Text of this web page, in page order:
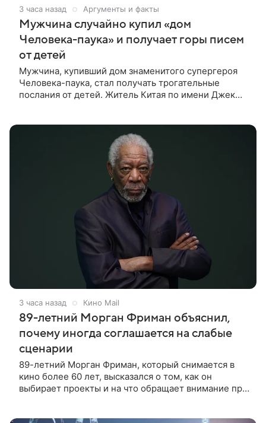
3 часа назад Аргументы и факты
Мужчина случайно купил «дом
Человека-паука» и получает горы писем
от детей
Мужчина, купивший дом знаменитого супергероя
Человека-паука, стал получать трогательные
послания от детей. Житель Китая по имени Джек
3 часа назад Кино Mail
89-летний Морган Фриман объяснил,
почему иногда соглашается на слабые
сценарии
89-летний Морган Фриман, который снимается в
кино более 60 лет, высказался о том, как он
выбирает проекты и на что обращает внимание при